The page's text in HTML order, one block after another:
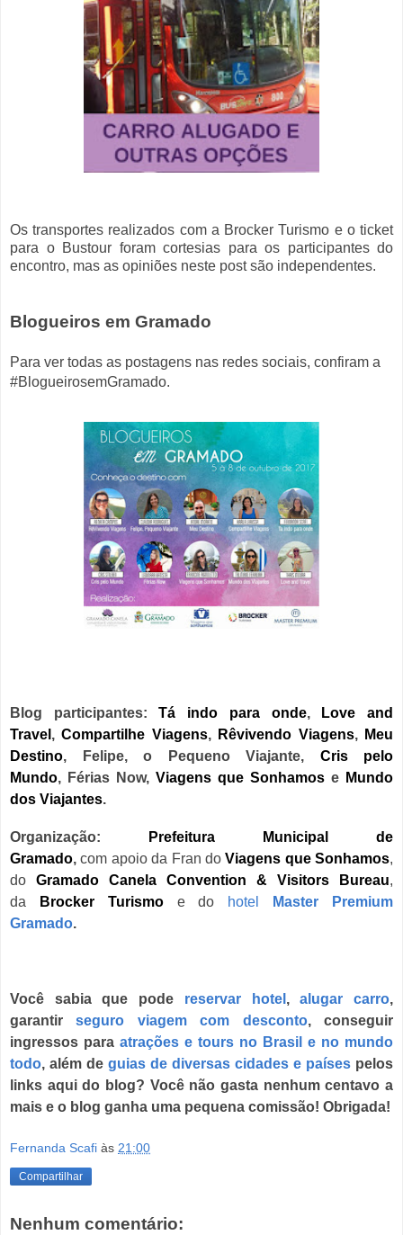
Os transportes realizados com a Brocker Turismo e o ticket
para o Bustour foram cortesias para os participantes do
encontro, mas as opiniões neste post são independentes.
B logueiros em Gramado
Para ver todas as postagens nas redes sociais, confiram a
#BlogueirosemGramado.
Blog participantes: Tá indo para onde,
Love and
Travel ,Compartilhe Viagens, Rêvivendo Viagens, Meu
Destino, Felipe, o Pequeno Viajante, Cris pelo
Mundo, Férias Now, Viagens que Sonhamos e Mundo
dos Viajantes.
Organização:
Prefeitura Municipal de
Gramado, com apoio da Fran doViagens que Sonhamos,
do Gramado Canela Convention & Visitors Bureau,
da
Brocker Turismoe do hotel
Master Premium
Gramado.
Você sabia que pode reservar hotel ,alugar carro,
garantirseguro viagem com desconto,conseguir
ingressos para atrações e tours no Brasil e no mundo
todo, além de guias de diversas cidades e países pelos
links aqui do blog? Você não gasta nenhum centavo a
mais e o blog ganha uma pequena comissão! Obrigada!
Fernanda Scafi às 21:00
Compartilhar
Nenhum comentário: